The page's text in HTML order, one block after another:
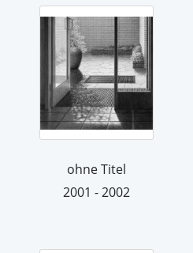
ohne Titel
2001 - 2002